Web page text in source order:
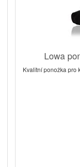
Lowa
Kvalitní ponožka pro